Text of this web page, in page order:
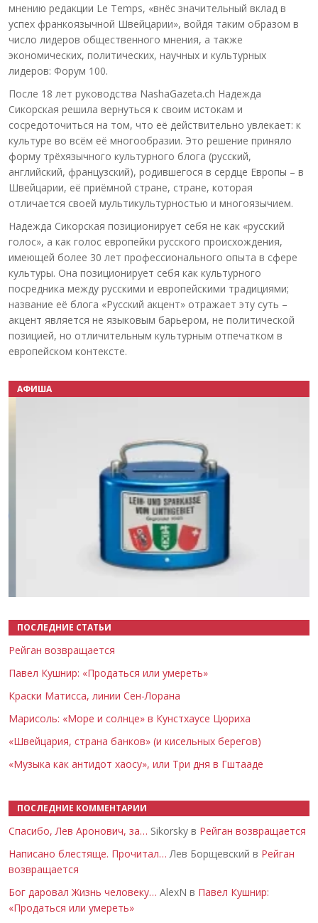
мнению редакции Le Temps, «внёс значительный вклад в
успех франкоязычной Швейцарии», войдя таким образом в
число лидеров общественного мнения, а также
экономических, политических, научных и культурных
лидеров: Форум 100.
После 18 лет руководства NashaGazeta.ch Надежда
Сикорская решила вернуться к своим истокам и
сосредоточиться на том, что её действительно увлекает: к
культуре во всём её многообразии. Это решение приняло
форму трёхязычного культурного блога (русский,
английский, французский), родившегося в сердце Европы – в
Швейцарии, её приёмной стране, стране, которая
отличается своей мультикультурностью и многоязычием.
Надежда Сикорская позиционирует себя не как «русский
голос», а как голос европейки русского происхождения,
имеющей более 30 лет профессионального опыта в сфере
культуры. Она позиционирует себя как культурного
посредника между русскими и европейскими традициями;
название её блога «Русский акцент» отражает эту суть –
акцент является не языковым барьером, не политической
позицией, но отличительным культурным отпечатком в
европейском контексте.
АФИША
ПОСЛЕДНИЕ СТАТЬИ
Рейган возвращается
Павел Кушнир: «Продаться или умереть»
Краски Матисса, линии Сен-Лорана
Марисоль: «Море и солнце» в Кунстхаусе Цюриха
«Швейцария, страна банков» (и кисельных берегов)
«Музыка как антидот хаосу», или Три дня в Гштааде
ПОСЛЕДНИЕ КОММЕНТАРИИ
Спасибо, Лев Аронович, за… Sikorsky в Рейган возвращается
Написано блестяще. Прочитал… Лев Борщевский в Рейган
возвращается
Бог даровал Жизнь человеку… AlexN в Павел Кушнир:
«Продаться или умереть»